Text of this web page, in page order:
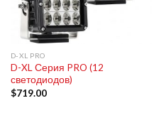
D-XL PRO
D-XL Серия PRO (12
светодиодов)
$719.00